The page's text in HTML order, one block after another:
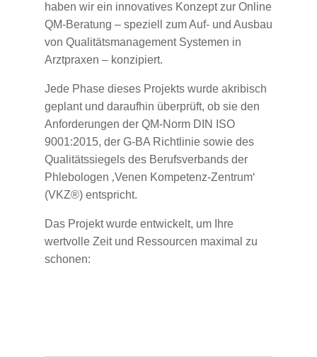
haben wir ein innovatives Konzept zur Online
QM-Beratung – speziell zum Auf- und Ausbau
von Qualitätsmanagement Systemen in
Arztpraxen – konzipiert.
Jede Phase dieses Projekts wurde akribisch
geplant und daraufhin überprüft, ob sie den
Anforderungen der QM-Norm DIN ISO
9001:2015, der G-BA Richtlinie sowie des
Qualitätssiegels des Berufsverbands der
Phlebologen ‚Venen Kompetenz-Zentrum‘
(VKZ®) entspricht.
Das Projekt wurde entwickelt, um Ihre
wertvolle Zeit und Ressourcen maximal zu
schonen: